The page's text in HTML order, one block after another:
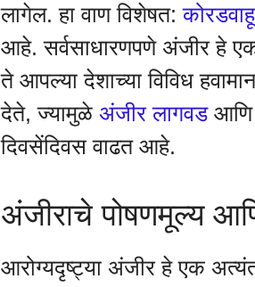
लागेल. हा वाण विशेषत:कोरडवाहू
आहे. सर्वसाधारणपणे अंजीर हे
ते आपल्या देशाच्या विविध
देते, ज्यामुळे अंजीर लागवडआणि
दिवसेंदिवस वाढत आहे.
अंजीराचे पोषणमूल्य
आरोग्यदृष्ट्या अंजीर हे एक